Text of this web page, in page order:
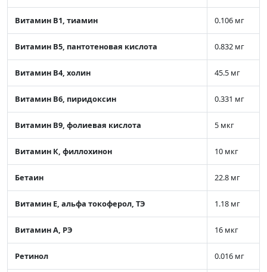
Витамин В1, тиамин 0.106 мг
Витамин В5, пантотеновая кислота 0.832 мг
Витамин В4, холин 45.5 мг
Витамин В6, пиридоксин 0.331 мг
Витамин В9, фолиевая кислота 5 мкг
Витамин К, филлохинон 10 мкг
Бетаин 22.8 мг
Витамин Е, альфа токоферол, ТЭ 1.18 мг
Витамин А, РЭ 16 мкг
Ретинол 0.016 мг